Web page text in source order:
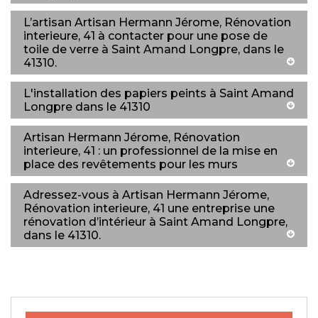
L’artisan Artisan Hermann Jérome, Rénovation
interieure, 41 à contacter pour une pose de
toile de verre à Saint Amand Longpre, dans le
41310.
L'installation des papiers peints à Saint Amand
Longpre dans le 41310
Artisan Hermann Jérome, Rénovation
interieure, 41 : un professionnel de la mise en
place des revêtements pour les murs
Adressez-vous à Artisan Hermann Jérome,
Rénovation interieure, 41 une entreprise une
rénovation d’intérieur à Saint Amand Longpre,
dans le 41310.